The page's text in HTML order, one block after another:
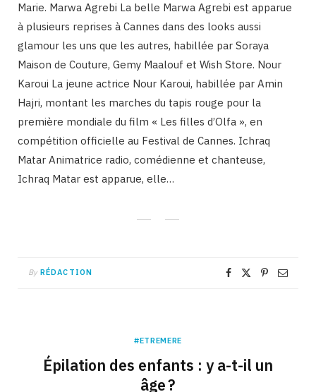
Marie. Marwa Agrebi La belle Marwa Agrebi est apparue
à plusieurs reprises à Cannes dans des looks aussi
glamour les uns que les autres, habillée par Soraya
Maison de Couture, Gemy Maalouf et Wish Store. Nour
Karoui La jeune actrice Nour Karoui, habillée par Amin
Hajri, montant les marches du tapis rouge pour la
première mondiale du film « Les filles d’Olfa », en
compétition officielle au Festival de Cannes. Ichraq
Matar Animatrice radio, comédienne et chanteuse,
Ichraq Matar est apparue, elle…
By RÉDACTION
#ETREMERE
Épilation des enfants : y a-t-il un
âge ?